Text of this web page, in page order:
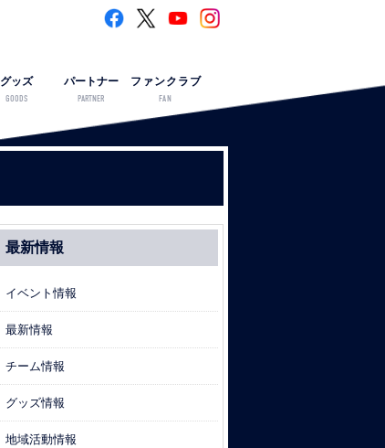
グッズ
GOODS
パートナー
PARTNER
ファンクラブ
FAN
最新情報
イベント情報
最新情報
チーム情報
グッズ情報
地域活動情報